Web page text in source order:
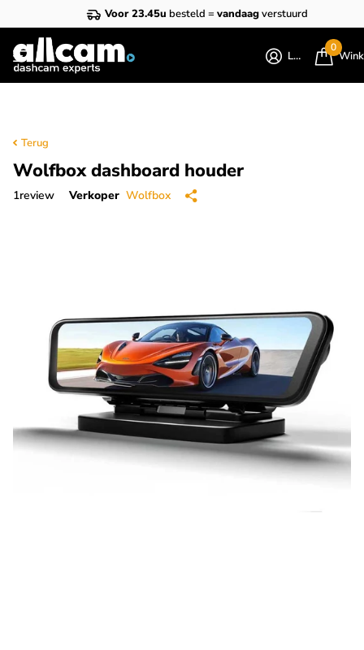
Voor 23.45u besteld = vandaagverstuurd
Login
0
Terug
Wolfbox dashboard houder
1review Verkoper Wolfbox